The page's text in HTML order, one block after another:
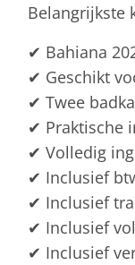
Belangrijkste
✔ Bahiana
✔ Geschikt
✔ Twee
✔ Praktische
✔ Volledig
✔ Inclusief
✔ Inclusief
✔ Inclusief
✔ Inclusief